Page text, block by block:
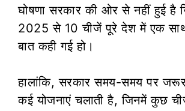
घोषणा सरकार की ओर से नहीं हुई है
2025 से 10 चीजें पूरे देश में एक
बात कही गई हो।
हालांकि, सरकार समय-समय पर
कई योजनाएं चलाती है, जिनमें कुछ